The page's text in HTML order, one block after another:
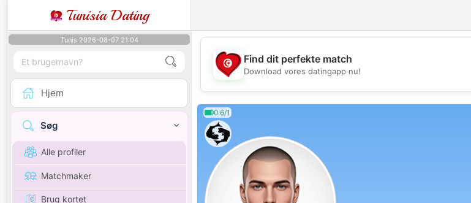
Tunisia Dating
Tunis 2026-08-07 21:04
Hjem
Søg
Alle profiler
Matchmaker
Brug kortet
💖
Find dit perfekte match
Download vores datingapp nu!
0.6/1